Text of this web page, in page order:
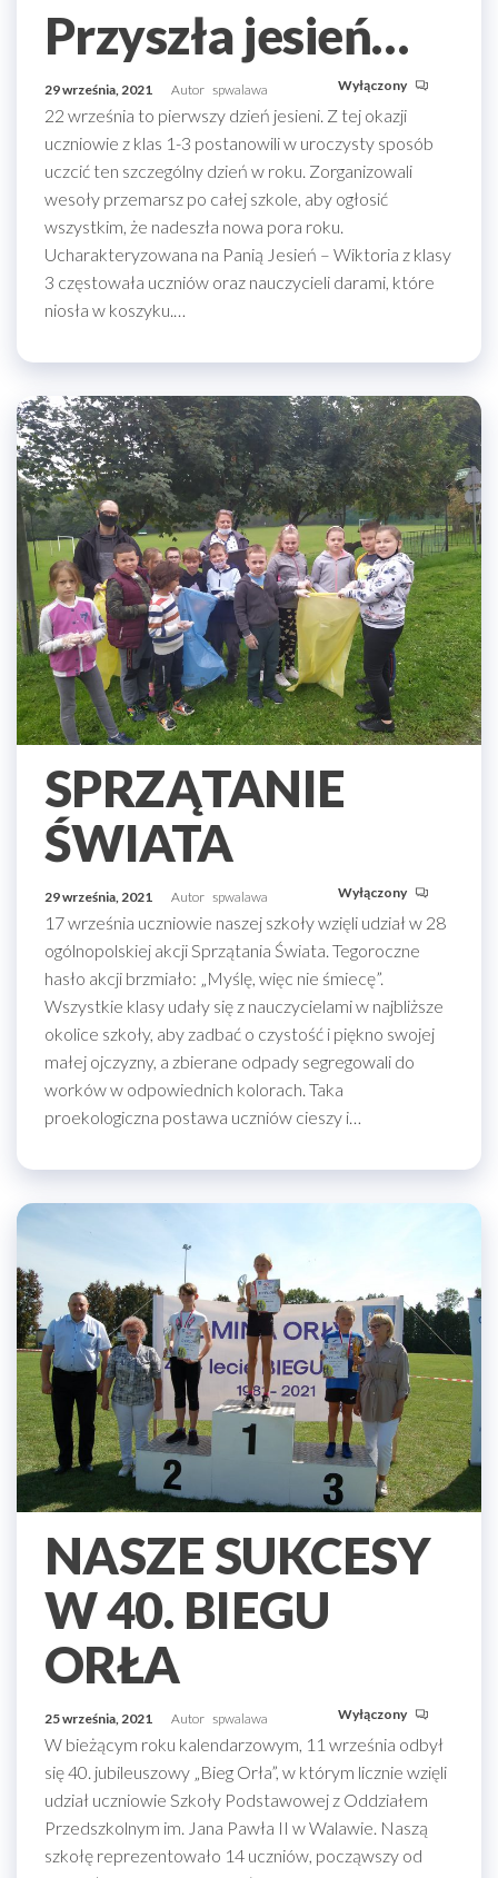
Przyszła jesień…
29 września, 2021 Autor spwalawa Wyłączony
22 września to pierwszy dzień jesieni. Z tej okazji
uczniowie z klas 1-3 postanowili w uroczysty sposób
uczcić ten szczególny dzień w roku. Zorganizowali
wesoły przemarsz po całej szkole, aby ogłosić
wszystkim, że nadeszła nowa pora roku.
Ucharakteryzowana na Panią Jesień – Wiktoria z klasy
3 częstowała uczniów oraz nauczycieli darami, które
niosła w koszyku.…
SPRZĄTANIE
ŚWIATA
29 września, 2021 Autor spwalawa Wyłączony
17 września uczniowie naszej szkoły wzięli udział w 28
ogólnopolskiej akcji Sprzątania Świata. Tegoroczne
hasło akcji brzmiało: „Myślę, więc nie śmiecę”.
Wszystkie klasy udały się z nauczycielami w najbliższe
okolice szkoły, aby zadbać o czystość i piękno swojej
małej ojczyzny, a zbierane odpady segregowali do
worków w odpowiednich kolorach. Taka
proekologiczna postawa uczniów cieszy i…
NASZE SUKCESY
W 40. BIEGU
ORŁA
25 września, 2021 Autor spwalawa Wyłączony
W bieżącym roku kalendarzowym, 11 września odbył
się 40. jubileuszowy „Bieg Orła”, w którym licznie wzięli
udział uczniowie Szkoły Podstawowej z Oddziałem
Przedszkolnym im. Jana Pawła II w Walawie. Naszą
szkołę reprezentowało 14 uczniów, począwszy od